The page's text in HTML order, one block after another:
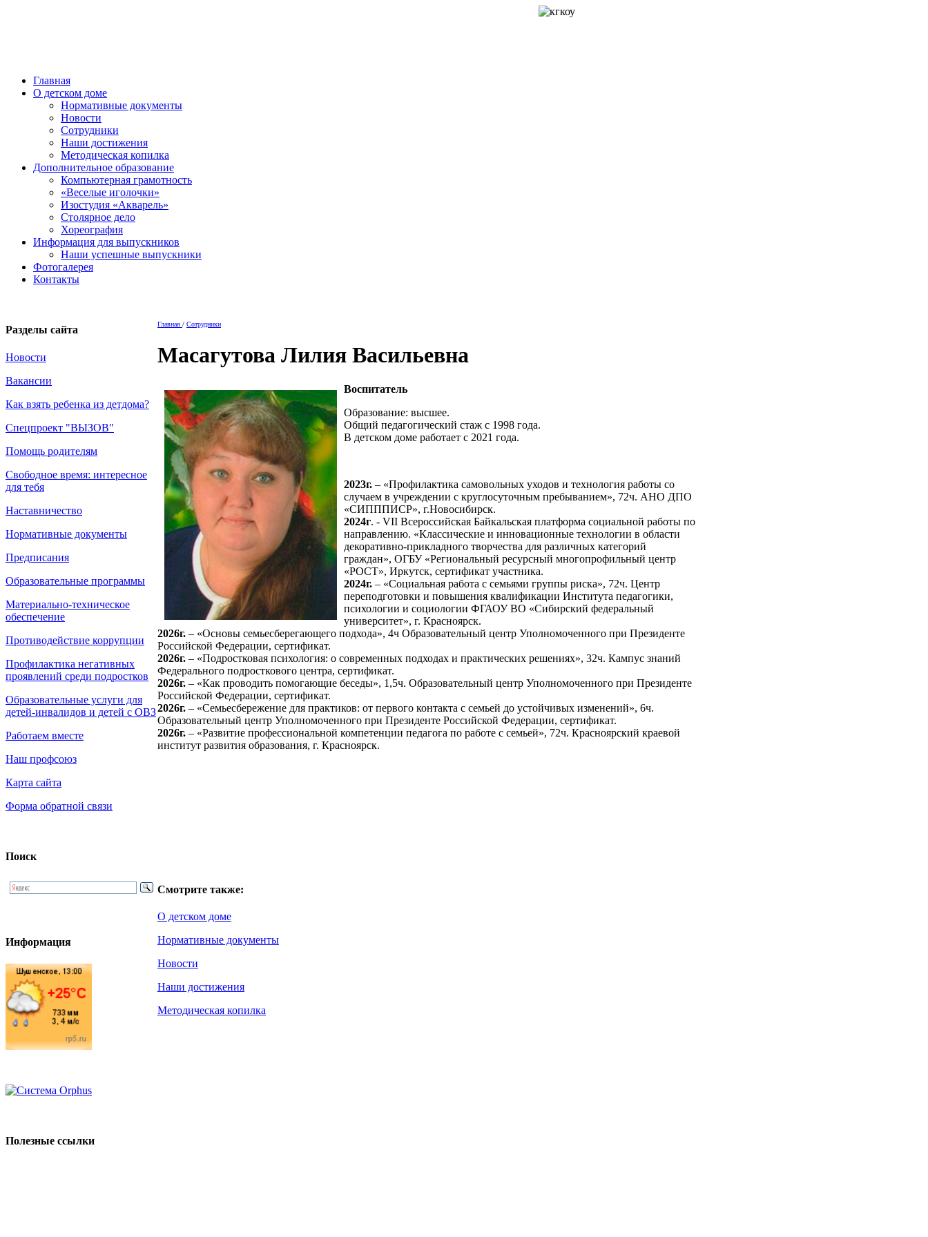
Главная
О детском доме
Нормативные документы
Новости
Сотрудники
Наши достижения
Методическая копилка
Дополнительное образование
Компьютерная грамотность
«Веселые иголочки»
Изостудия «Акварель»
Столярное дело
Хореография
Информация для выпускников
Наши успешные выпускники
Фотогалерея
Контакты
Разделы сайта
Новости
Вакансии
Как взять ребенка из детдома?
Спецпроект "ВЫЗОВ"
Помощь родителям
Свободное время: интересное
для тебя
Наставничество
Нормативные документы
Предписания
Образовательные программы
Материально-техническое
обеспечение
Противодействие коррупции
Профилактика негативных
проявлений среди подростков
Образовательные услуги для
детей-инвалидов и детей с ОВЗ
Работаем вместе
Наш профсоюз
Карта сайта
Форма обратной связи
Поиск
Информация
Полезные ссылки
Главная / Сотрудники
Масагутова Лилия Васильевна
Воспитатель
Образование: высшее.
Общий педагогический стаж с 1998 года.
В детском доме работает с 2021 года.
2023г. – «Профилактика самовольных уходов и технология работы со
случаем в учреждении с круглосуточным пребыванием», 72ч. АНО ДПО
«СИПППИСР», г.Новосибирск.
2024г. - VII Всероссийская Байкальская платформа социальной работы по
направлению. «Классические и инновационные технологии в области
декоративно-прикладного творчества для различных категорий
граждан», ОГБУ «Региональный ресурсный многопрофильный центр
«РОСТ», Иркутск, сертификат участника.
2024г. – «Социальная работа с семьями группы риска», 72ч. Центр
переподготовки и повышения квалификации Института педагогики,
психологии и социологии ФГАОУ ВО «Сибирский федеральный
университет», г. Красноярск.
2026г. – «Основы семьесберегающего подхода», 4ч Образовательный центр Уполномоченного при Президенте
Российской Федерации, сертификат.
2026г. – «Подростковая психология: о современных подходах и практических решениях», 32ч. Кампус знаний
Федерального подросткового центра, сертификат.
2026г. – «Как проводить помогающие беседы», 1,5ч. Образовательный центр Уполномоченного при Президенте
Российской Федерации, сертификат.
2026г. – «Семьесбережение для практиков: от первого контакта с семьей до устойчивых изменений», 6ч.
Образовательный центр Уполномоченного при Президенте Российской Федерации, сертификат.
2026г. – «Развитие профессиональной компетенции педагога по работе с семьей», 72ч. Красноярский краевой
институт развития образования, г. Красноярск.
Смотрите также:
О детском доме
Нормативные документы
Новости
Наши достижения
Методическая копилка